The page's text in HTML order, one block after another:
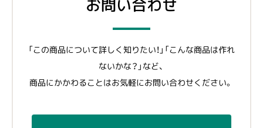
お問い合わせ
「この商品について詳しく知りたい！」「こんな商品は作れ
ないかな？」など、
商品にかかわることはお気軽にお問い合わせください。